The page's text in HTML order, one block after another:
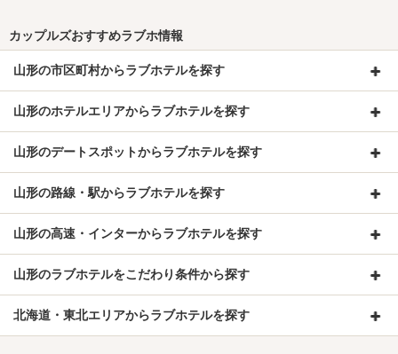
カップルズおすすめラブホ情報
山形の市区町村からラブホテルを探す
山形のホテルエリアからラブホテルを探す
山形のデートスポットからラブホテルを探す
山形の路線・駅からラブホテルを探す
山形の高速・インターからラブホテルを探す
山形のラブホテルをこだわり条件から探す
北海道・東北エリアからラブホテルを探す